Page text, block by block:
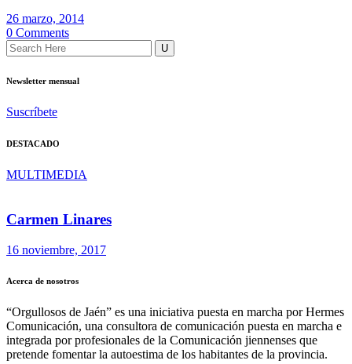
26 marzo, 2014
0 Comments
Newsletter mensual
Suscríbete
DESTACADO
MULTIMEDIA
Carmen Linares
16 noviembre, 2017
Acerca de nosotros
“Orgullosos de Jaén” es una iniciativa puesta en marcha por Hermes
Comunicación, una consultora de comunicación puesta en marcha e
integrada por profesionales de la Comunicación jiennenses que
pretende fomentar la autoestima de los habitantes de la provincia.